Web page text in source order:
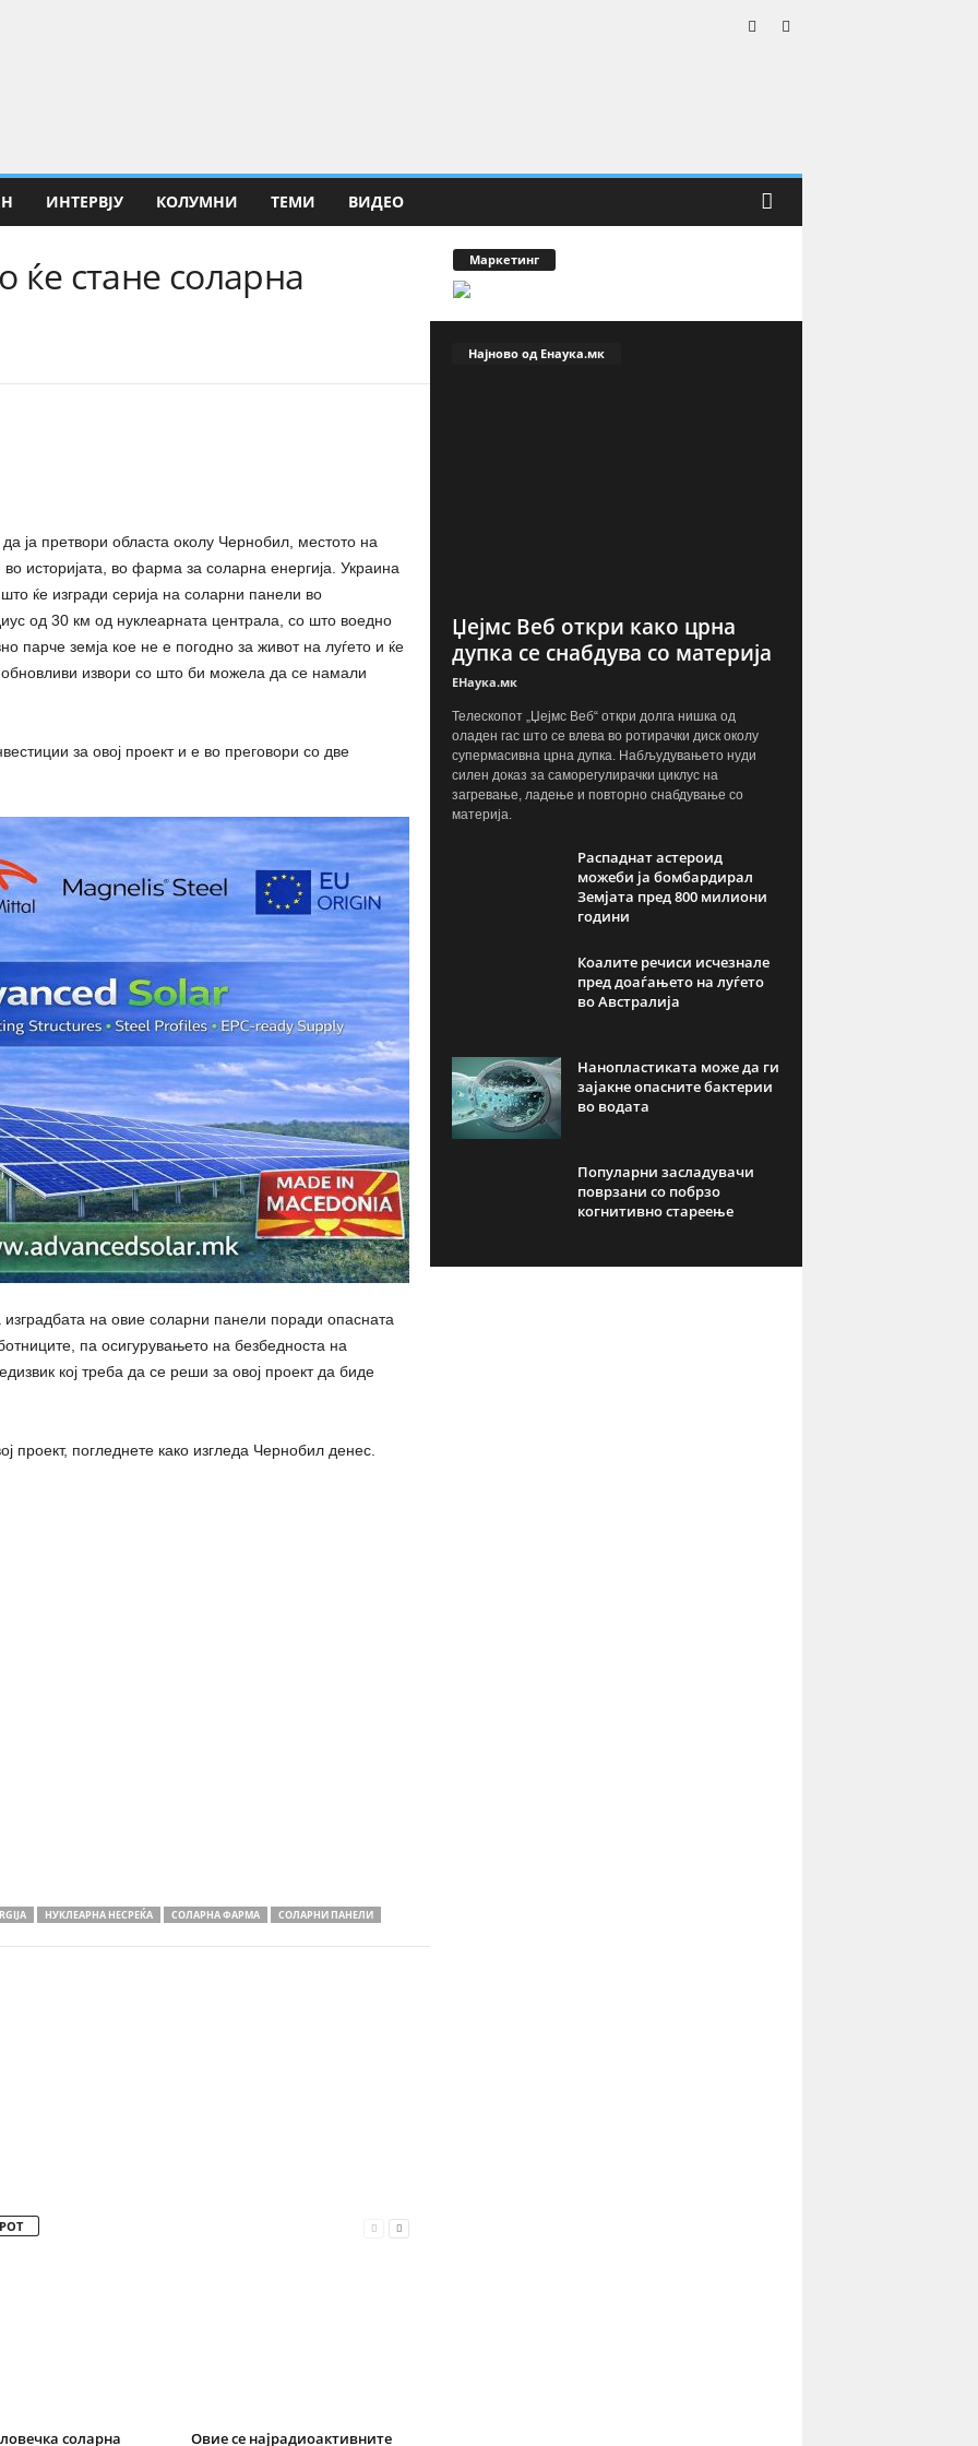
ИНТЕРВЈУ КОЛУМНИ ТЕМИ ВИДЕО
ќе стане соларна
ја претвори областа околу Чернобил, местото на
историјата, во фарма за соларна енергија. Украина
ќе изгради серија на соларни панели во
од 30 км од нуклеарната централа, со што воедно
парче земја кое не е погодно за живот на луѓето и ќе
извори со што би можела да се намали
за овој проект и е во преговори со две
на овие соларни панели поради опасната
па осигурувањето на безбедноста на
кој треба да се реши за овој проект да биде
проект, погледнете како изгледа Чернобил денес.
НУКЛЕАРНА НЕСРЕЌА СОЛАРНА ФАРМА СОЛАРНИ ПАНЕЛИ
соларна Овие се најрадиоактивните
Маркетинг
Најново од Енаука.мк
Џејмс Веб откри како црна
дупка се снабдува со материја
ЕНаука.мк
Телескопот „Џејмс Веб“ откри долга нишка од
оладен гас што се влева во ротирачки диск околу
супермасивна црна дупка. Набљудувањето нуди
силен доказ за саморегулирачки циклус на
загревање, ладење и повторно снабдување со
материја.
Распаднат астероид
можеби ја бомбардирал
Земјата пред 800 милиони
години
Коалите речиси исчезнале
пред доаѓањето на луѓето
во Австралија
Нанопластиката може да ги
зајакне опасните бактерии
во водата
Популарни засладувачи
поврзани со побрзо
когнитивно стареење